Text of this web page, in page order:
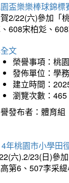
盃樂樂棒球錦標
2/22(六)參加「
608宋柏彣、
文
榮譽事項：桃
發佈單位：學
建立時間：
瀏覽次數：465
發布者：體育組
年桃園市小學田
六).2/23(日)參
第6、507李采